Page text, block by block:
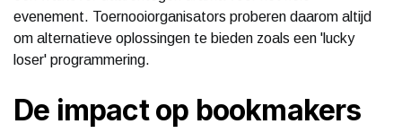
evenement. Toernooiorganisators proberen daarom altijd
om alternatieve oplossingen te bieden zoals een 'lucky
loser' programmering.
De impact op bookmakers